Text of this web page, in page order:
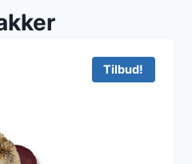
Tilbud!